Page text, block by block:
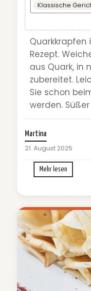
Klassische
Quarkkrapfen
Rezept.
aus Quark, in
zubereitet.
Sie schon
werden. Süßer
Martina
21. August 2025
Mehr lesen